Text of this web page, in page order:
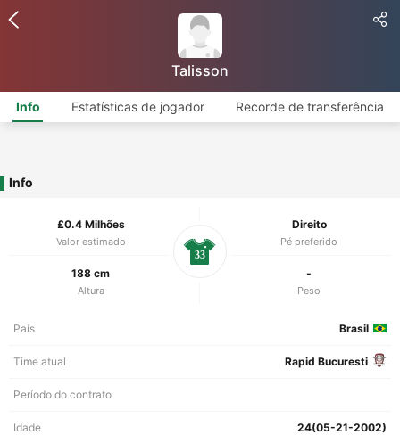
Talisson
Info Estatísticas de jogador Recorde de transferência
Info
£0.4 Milhões
Valor estimado
Direito
Pé preferido
188 cm
Altura
-
Peso
33
País Brasil
Time atual Rapid Bucuresti
Período do contrato
Idade 24(05-21-2002)